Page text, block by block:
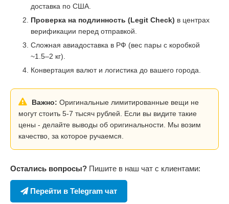
доставка по США.
Проверка на подлинность (Legit Check) в центрах
верификации перед отправкой.
Сложная авиадоставка в РФ (вес пары с коробкой
~1.5–2 кг).
Конвертация валют и логистика до вашего города.
Важно: Оригинальные лимитированные вещи не
могут стоить 5-7 тысяч рублей. Если вы видите такие
цены - делайте выводы об оригинальности. Мы возим
качество, за которое ручаемся.
Остались вопросы? Пишите в наш чат с клиентами:
Перейти в Telegram чат